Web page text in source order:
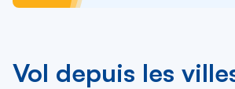
Vol depuis les